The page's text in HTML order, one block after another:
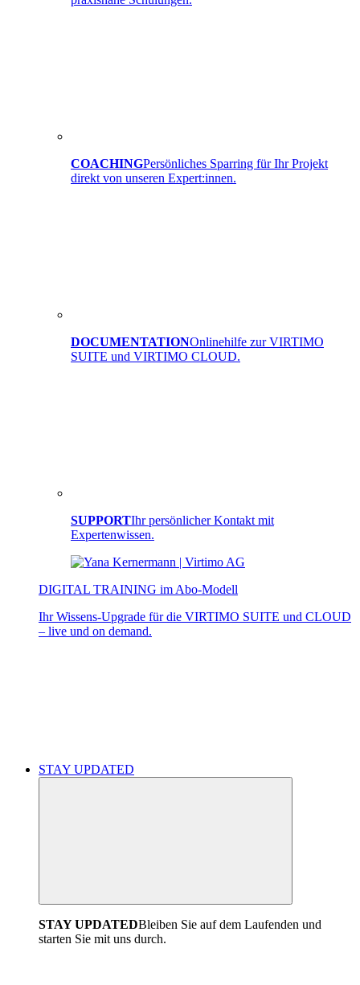
COACHINGPersönliches Sparring für Ihr Projekt
direkt von unseren Expert:innen.
DOCUMENTATIONOnlinehilfe zur VIRTIMO
SUITE und VIRTIMO CLOUD.
SUPPORTIhr persönlicher Kontakt mit
Expertenwissen.
DIGITAL TRAINING im Abo-Modell
Ihr Wissens-Upgrade für die VIRTIMO SUITE und CLOUD
– live und on demand.
STAY UPDATED
STAY UPDATEDBleiben Sie auf dem Laufenden und
starten Sie mit uns durch.